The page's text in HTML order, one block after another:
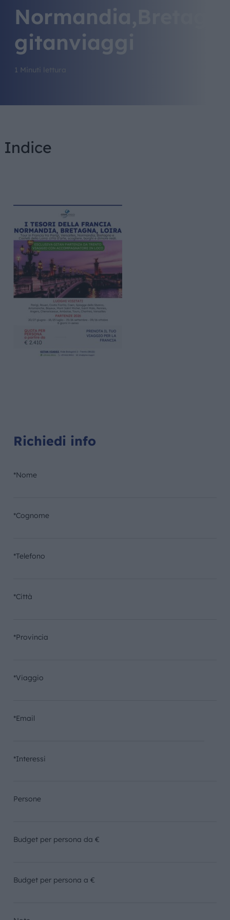
gitanviaggi
1 Minuti lettura
Indice
Richiedi info
*Nome
*Cognome
*Telefono
*Città
*Provincia
*Viaggio
*Email
*Interessi
Persone
Budget per persona da €
Budget per persona a €